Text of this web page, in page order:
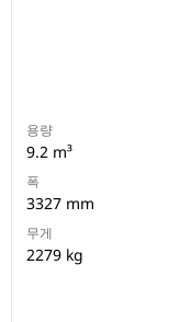
용량
9.2 m³
폭
3327 mm
무게
2279 kg